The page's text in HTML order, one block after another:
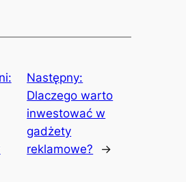
Następny:
Dlaczego warto
inwestować w
gadżety
reklamowe?
→